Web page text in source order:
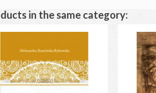
in the same category: